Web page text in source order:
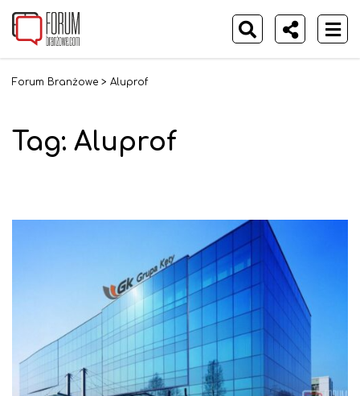
Forum Branżowe > Aluprof
Tag: Aluprof